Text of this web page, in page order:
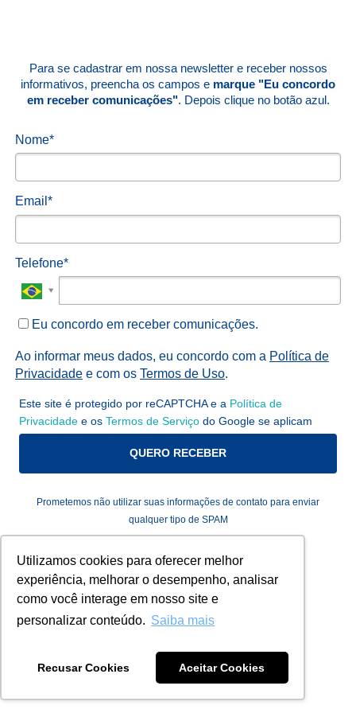
Utilizamos cookies para oferecer melhor
experiência, melhorar o desempenho, analisar
como você interage em nosso site e
personalizar conteúdo. Saiba mais
Recusar Cookies Aceitar Cookies
Para se cadastrar em nossa newsletter e receber nossos
informativos, preencha os campos e marque "Eu concordo
em receber comunicações". Depois clique no botão azul.
Nome*
Email*
Telefone*
Eu concordo em receber comunicações.
Ao informar meus dados, eu concordo com a Política de
Privacidade e com os Termos de Uso.
Este site é protegido por reCAPTCHA e a Política de
Privacidade e os Termos de Serviço do Google se aplicam
QUERO RECEBER
Prometemos não utilizar suas informações de contato para enviar
qualquer tipo de SPAM